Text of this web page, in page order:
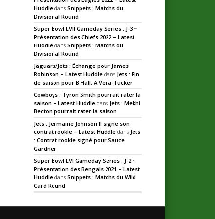
Huddle dansSnippets : Matchs du
Divisional Round
Super Bowl LVII Gameday Series : J-3 ~
Présentation des Chiefs 2022 – Latest
Huddle dansSnippets : Matchs du
Divisional Round
Jaguars/Jets : Échange pour James
Robinson – Latest Huddle dans Jets : Fin
de saison pour B.Hall, A.Vera-Tucker
Cowboys : Tyron Smith pourrait rater la
saison – Latest Huddle dans Jets : Mekhi
Becton pourrait rater la saison
Jets : Jermaine Johnson II signe son
contrat rookie – Latest Huddle dans Jets
: Contrat rookie signé pour Sauce
Gardner
Super Bowl LVI Gameday Series : J-2 ~
Présentation des Bengals 2021 – Latest
Huddle dansSnippets : Matchs du Wild
Card Round